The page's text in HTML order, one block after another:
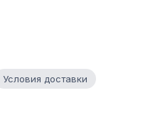
Условия доставки